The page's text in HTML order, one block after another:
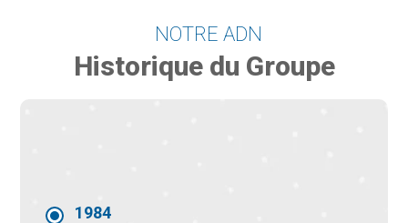
NOTRE ADN
Historique du Groupe
1984